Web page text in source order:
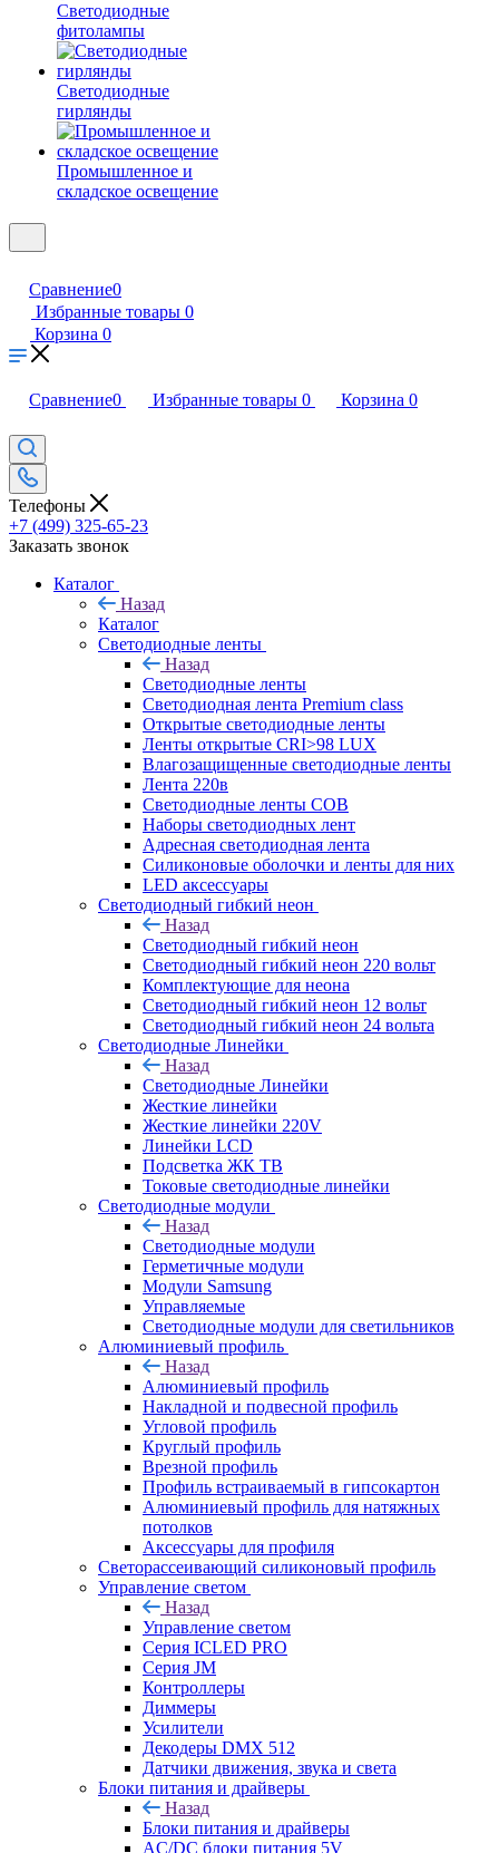
Светодиодные
фитолампы
Светодиодные
гирлянды
Промышленное и
складское освещение
Сравнение0
Избранные товары 0
Корзина 0
Сравнение0 Избранные товары 0 Корзина 0
Телефоны
+7 (499) 325-65-23
Заказать звонок
Каталог
Назад
Каталог
Светодиодные ленты
Назад
Светодиодные ленты
Светодиодная лента Premium class
Открытые светодиодные ленты
Ленты открытые CRI>98 LUX
Влагозащищенные светодиодные ленты
Лента 220в
Светодиодные ленты COB
Наборы светодиодных лент
Адресная светодиодная лента
Силиконовые оболочки и ленты для них
LED аксессуары
Светодиодный гибкий неон
Назад
Светодиодный гибкий неон
Светодиодный гибкий неон 220 вольт
Комплектующие для неона
Светодиодный гибкий неон 12 вольт
Светодиодный гибкий неон 24 вольта
Светодиодные Линейки
Назад
Светодиодные Линейки
Жесткие линейки
Жесткие линейки 220V
Линейки LCD
Подсветка ЖК ТВ
Токовые светодиодные линейки
Светодиодные модули
Назад
Светодиодные модули
Герметичные модули
Модули Samsung
Управляемые
Светодиодные модули для светильников
Алюминиевый профиль
Назад
Алюминиевый профиль
Накладной и подвесной профиль
Угловой профиль
Круглый профиль
Врезной профиль
Профиль встраиваемый в гипсокартон
Алюминиевый профиль для натяжных
потолков
Аксессуары для профиля
Светорассеивающий силиконовый профиль
Управление светом
Назад
Управление светом
Серия ICLED PRO
Серия JM
Контроллеры
Диммеры
Усилители
Декодеры DMX 512
Датчики движения, звука и света
Блоки питания и драйверы
Назад
Блоки питания и драйверы
AC/DC блоки питания 5V